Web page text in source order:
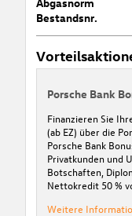
Bestandsnr.
Porsche Bank
Finanzieren Sie
(ab EZ) über die
Porsche Bank
Privatkunden und
Botschaften,
Nettokredit 50 %
Weitere